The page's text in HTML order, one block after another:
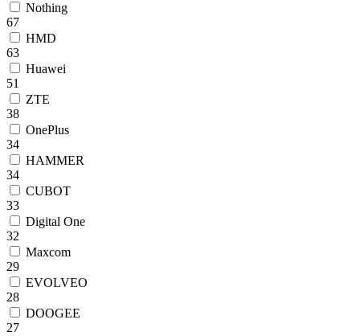
Nothing
67
HMD
63
Huawei
51
ZTE
38
OnePlus
34
HAMMER
34
CUBOT
33
Digital One
32
Maxcom
29
EVOLVEO
28
DOOGEE
27